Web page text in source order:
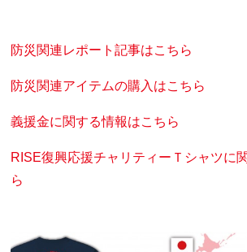
防災関連レポート記事はこちら
防災関連アイテムの購入はこちら
義援金に関する情報はこちら
RISE復興応援チャリティーＴシャツに
ら